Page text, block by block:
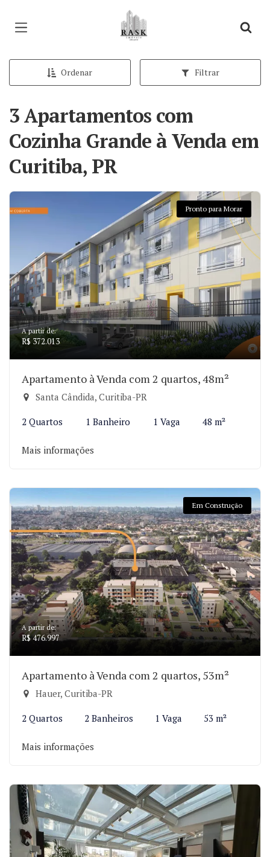
Página inicial
Ordenar Filtrar
3 Apartamentos com
Cozinha Grande à Venda em
Curitiba, PR
Pronto para Morar
A partir de:
R$ 372.013
Apartamento à Venda com 2 quartos, 48m²
Santa Cândida, Curitiba-PR
2 Quartos 1 Banheiro 1 Vaga 48 m²
Mais informações
Em Construção
A partir de:
R$ 476.997
Apartamento à Venda com 2 quartos, 53m²
Hauer, Curitiba-PR
2 Quartos 2 Banheiros 1 Vaga 53 m²
Mais informações